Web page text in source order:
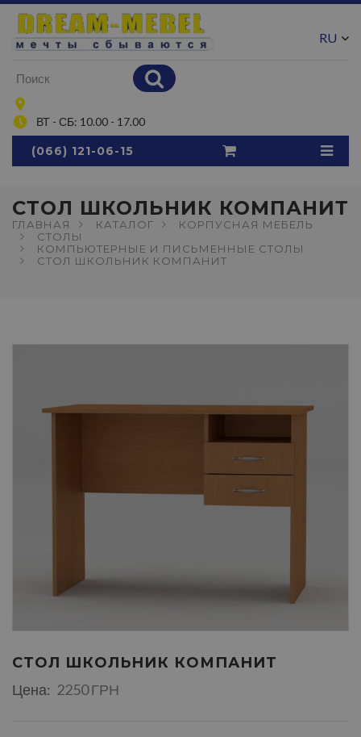
ВТ - СБ: 10.00 - 17.00
RU
(066) 121-06-15
СТОЛ ШКОЛЬНИК КОМПАНИТ
ГЛАВНАЯ КАТАЛОГ
КОРПУСНАЯ МЕБЕЛЬ
СТОЛЫ
КОМПЬЮТЕРНЫЕ И ПИСЬМЕННЫЕ СТОЛЫ
СТОЛ ШКОЛЬНИК КОМПАНИТ
СТОЛ ШКОЛЬНИК КОМПАНИТ
Цена: 2250 ГРН